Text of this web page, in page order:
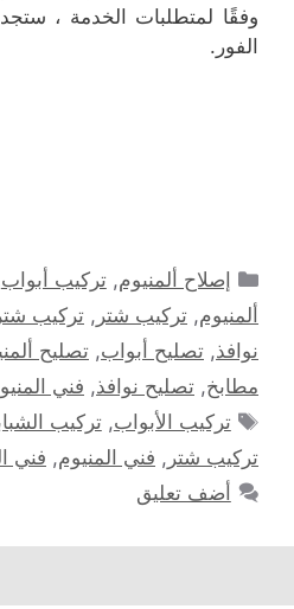
وفقًا لمتطلبات الخدمة ،
الفور.
التصنيفات
إصلاح ألمنيوم,تركيب أبواب
ألمنيوم, تركيب شتر , تركيب شتر
نوافذ, تصليح أبواب, تصليح
مطابخ, تصليح نوافذ, فني
الوسوم
تركيب الأبواب,تركيب
تركيب شتر , فني المنيوم, فني
أضف تعليق